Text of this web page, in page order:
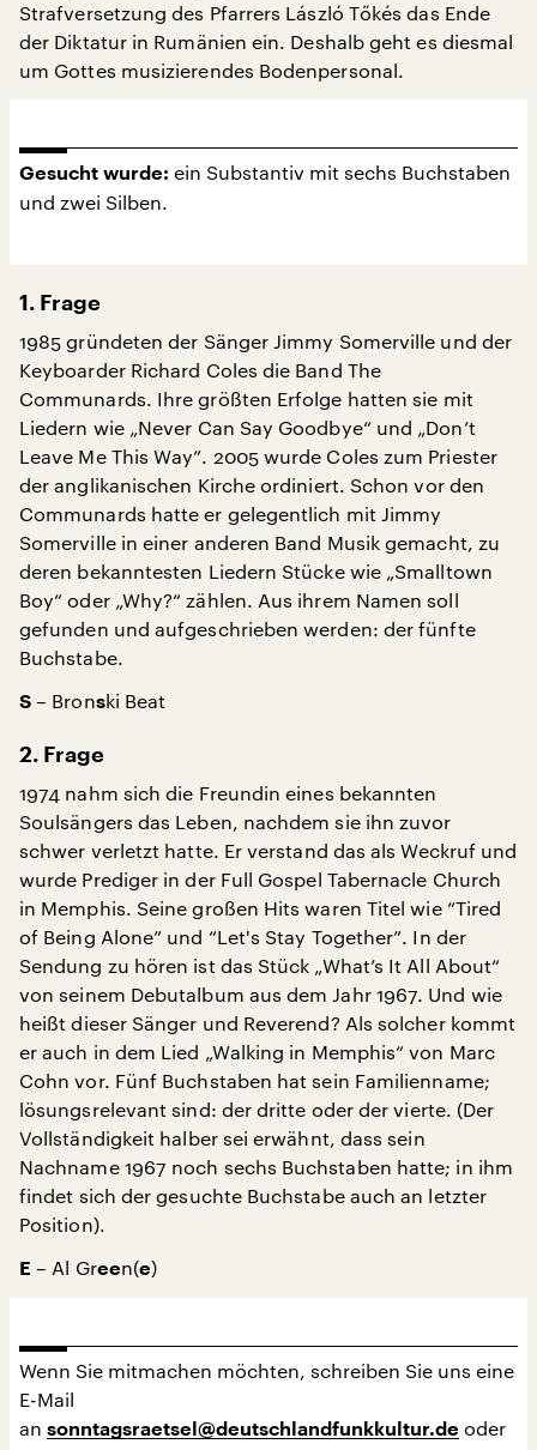
Strafversetzung des Pfarrers László Tőkés das Ende
der Diktatur in Rumänien ein. Deshalb geht es diesmal
um Gottes musizierendes Bodenpersonal.
Gesucht wurde: ein Substantiv mit sechs Buchstaben
und zwei Silben.
1. Frage
1985 gründeten der Sänger Jimmy Somerville und der
Keyboarder Richard Coles die Band The
Communards. Ihre größten Erfolge hatten sie mit
Liedern wie „Never Can Say Goodbye“ und „Don’t
Leave Me This Way”. 2005 wurde Coles zum Priester
der anglikanischen Kirche ordiniert. Schon vor den
Communards hatte er gelegentlich mit Jimmy
Somerville in einer anderen Band Musik gemacht, zu
deren bekanntesten Liedern Stücke wie „Smalltown
Boy“ oder „Why?“ zählen. Aus ihrem Namen soll
gefunden und aufgeschrieben werden: der fünfte
Buchstabe.
S – Bronski Beat
2. Frage
1974 nahm sich die Freundin eines bekannten
Soulsängers das Leben, nachdem sie ihn zuvor
schwer verletzt hatte. Er verstand das als Weckruf und
wurde Prediger in der Full Gospel Tabernacle Church
in Memphis. Seine großen Hits waren Titel wie “Tired
of Being Alone” und “Let's Stay Together”. In der
Sendung zu hören ist das Stück „What’s It All About“
von seinem Debutalbum aus dem Jahr 1967. Und wie
heißt dieser Sänger und Reverend? Als solcher kommt
er auch in dem Lied „Walking in Memphis“ von Marc
Cohn vor. Fünf Buchstaben hat sein Familienname;
lösungsrelevant sind: der dritte oder der vierte. (Der
Vollständigkeit halber sei erwähnt, dass sein
Nachname 1967 noch sechs Buchstaben hatte; in ihm
findet sich der gesuchte Buchstabe auch an letzter
Position).
E – Al Green(e)
Wenn Sie mitmachen möchten, schreiben Sie uns eine
E-Mail
an sonntagsraetsel@deutschlandfunkkultur.de oder